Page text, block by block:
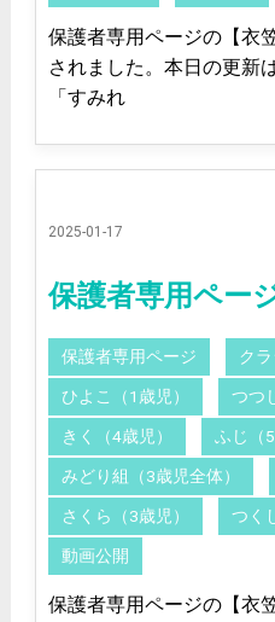
保護者専用ページの【衣
されました。本日の更新
「すみれ
2025-01-17
保護者専用ペー
保護者専用ページ ク
ひよこ（1歳児） つつ
きく（4歳児） ふじ（5
みどり組（3歳児全体）
さくら（3歳児） つく
動画公開
保護者専用ページの【衣